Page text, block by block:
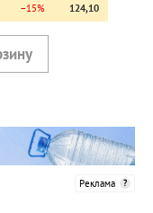
−15% 124,10
Реклама